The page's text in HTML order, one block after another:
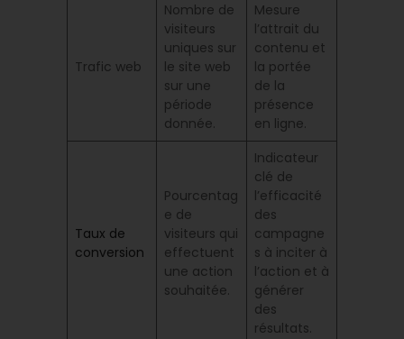
Trafic web
Nombre de
visiteurs
uniques sur
le site web
sur une
période
donnée.
Mesure
l’attrait du
contenu et
la portée
de la
présence
en ligne.
Taux de
conversion
Pourcentag
e de
visiteurs qui
effectuent
une action
souhaitée.
Indicateur
clé de
l’efficacité
des
campagne
s à inciter à
l’action et à
générer
des
résultats.